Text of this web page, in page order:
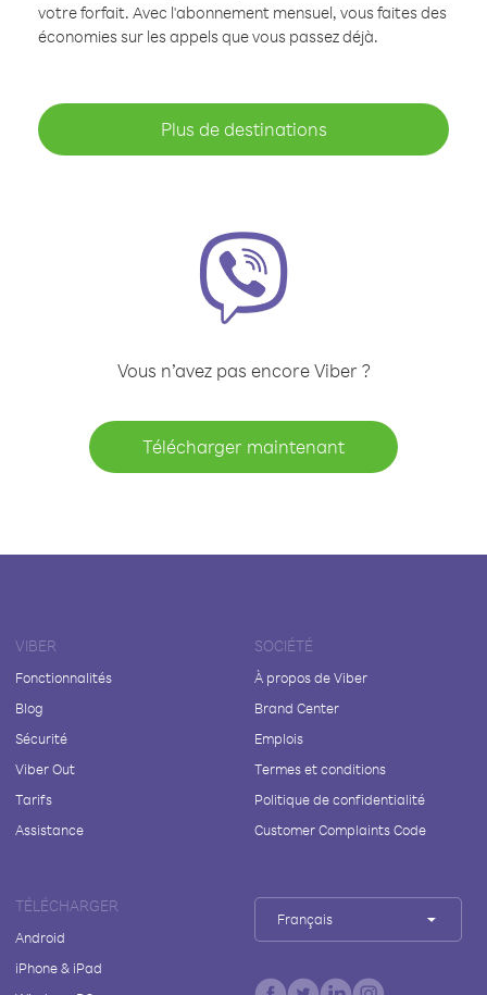
votre forfait. Avec l'abonnement mensuel, vous faites des
économies sur les appels que vous passez déjà.
Plus de destinations
Vous n’avez pas encore Viber ?
Télécharger maintenant
VIBER
Fonctionnalités
Blog
Sécurité
Viber Out
Tarifs
Assistance
SOCIÉTÉ
À propos de Viber
Brand Center
Emplois
Termes et conditions
Politique de confidentialité
Customer Complaints Code
TÉLÉCHARGER
Android
iPhone & iPad
Français